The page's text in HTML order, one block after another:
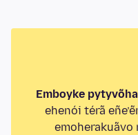
Emboyke
ehenói térã
emoherakuãvo